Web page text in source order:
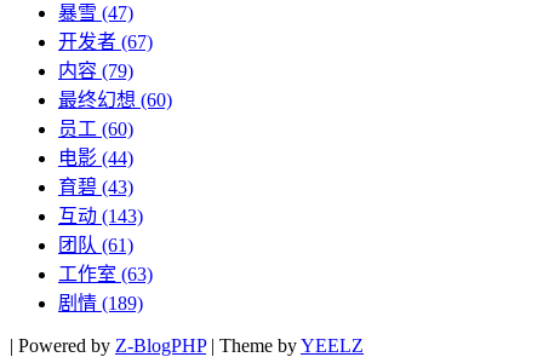
暴雪 (47)
开发者 (67)
内容 (79)
最终幻想 (60)
员工 (60)
电影 (44)
育碧 (43)
互动 (143)
团队 (61)
工作室 (63)
剧情 (189)
| Powered by Z-BlogPHP | Theme byYEELZ